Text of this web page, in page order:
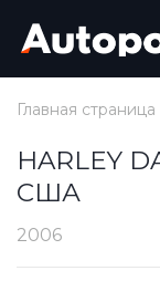
Главная страница
HARLEY
США
2006